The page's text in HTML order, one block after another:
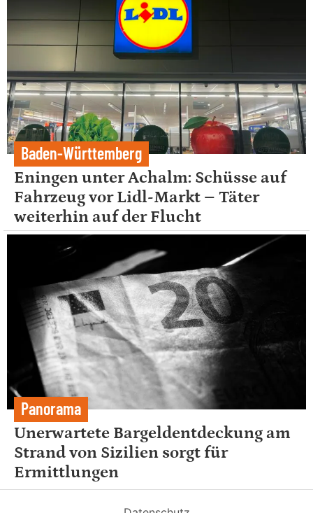
Baden-Württemberg
Eningen unter Achalm: Schüsse auf
Fahrzeug vor Lidl-Markt – Täter
weiterhin auf der Flucht
Panorama
Unerwartete Bargeldentdeckung am
Strand von Sizilien sorgt für
Ermittlungen